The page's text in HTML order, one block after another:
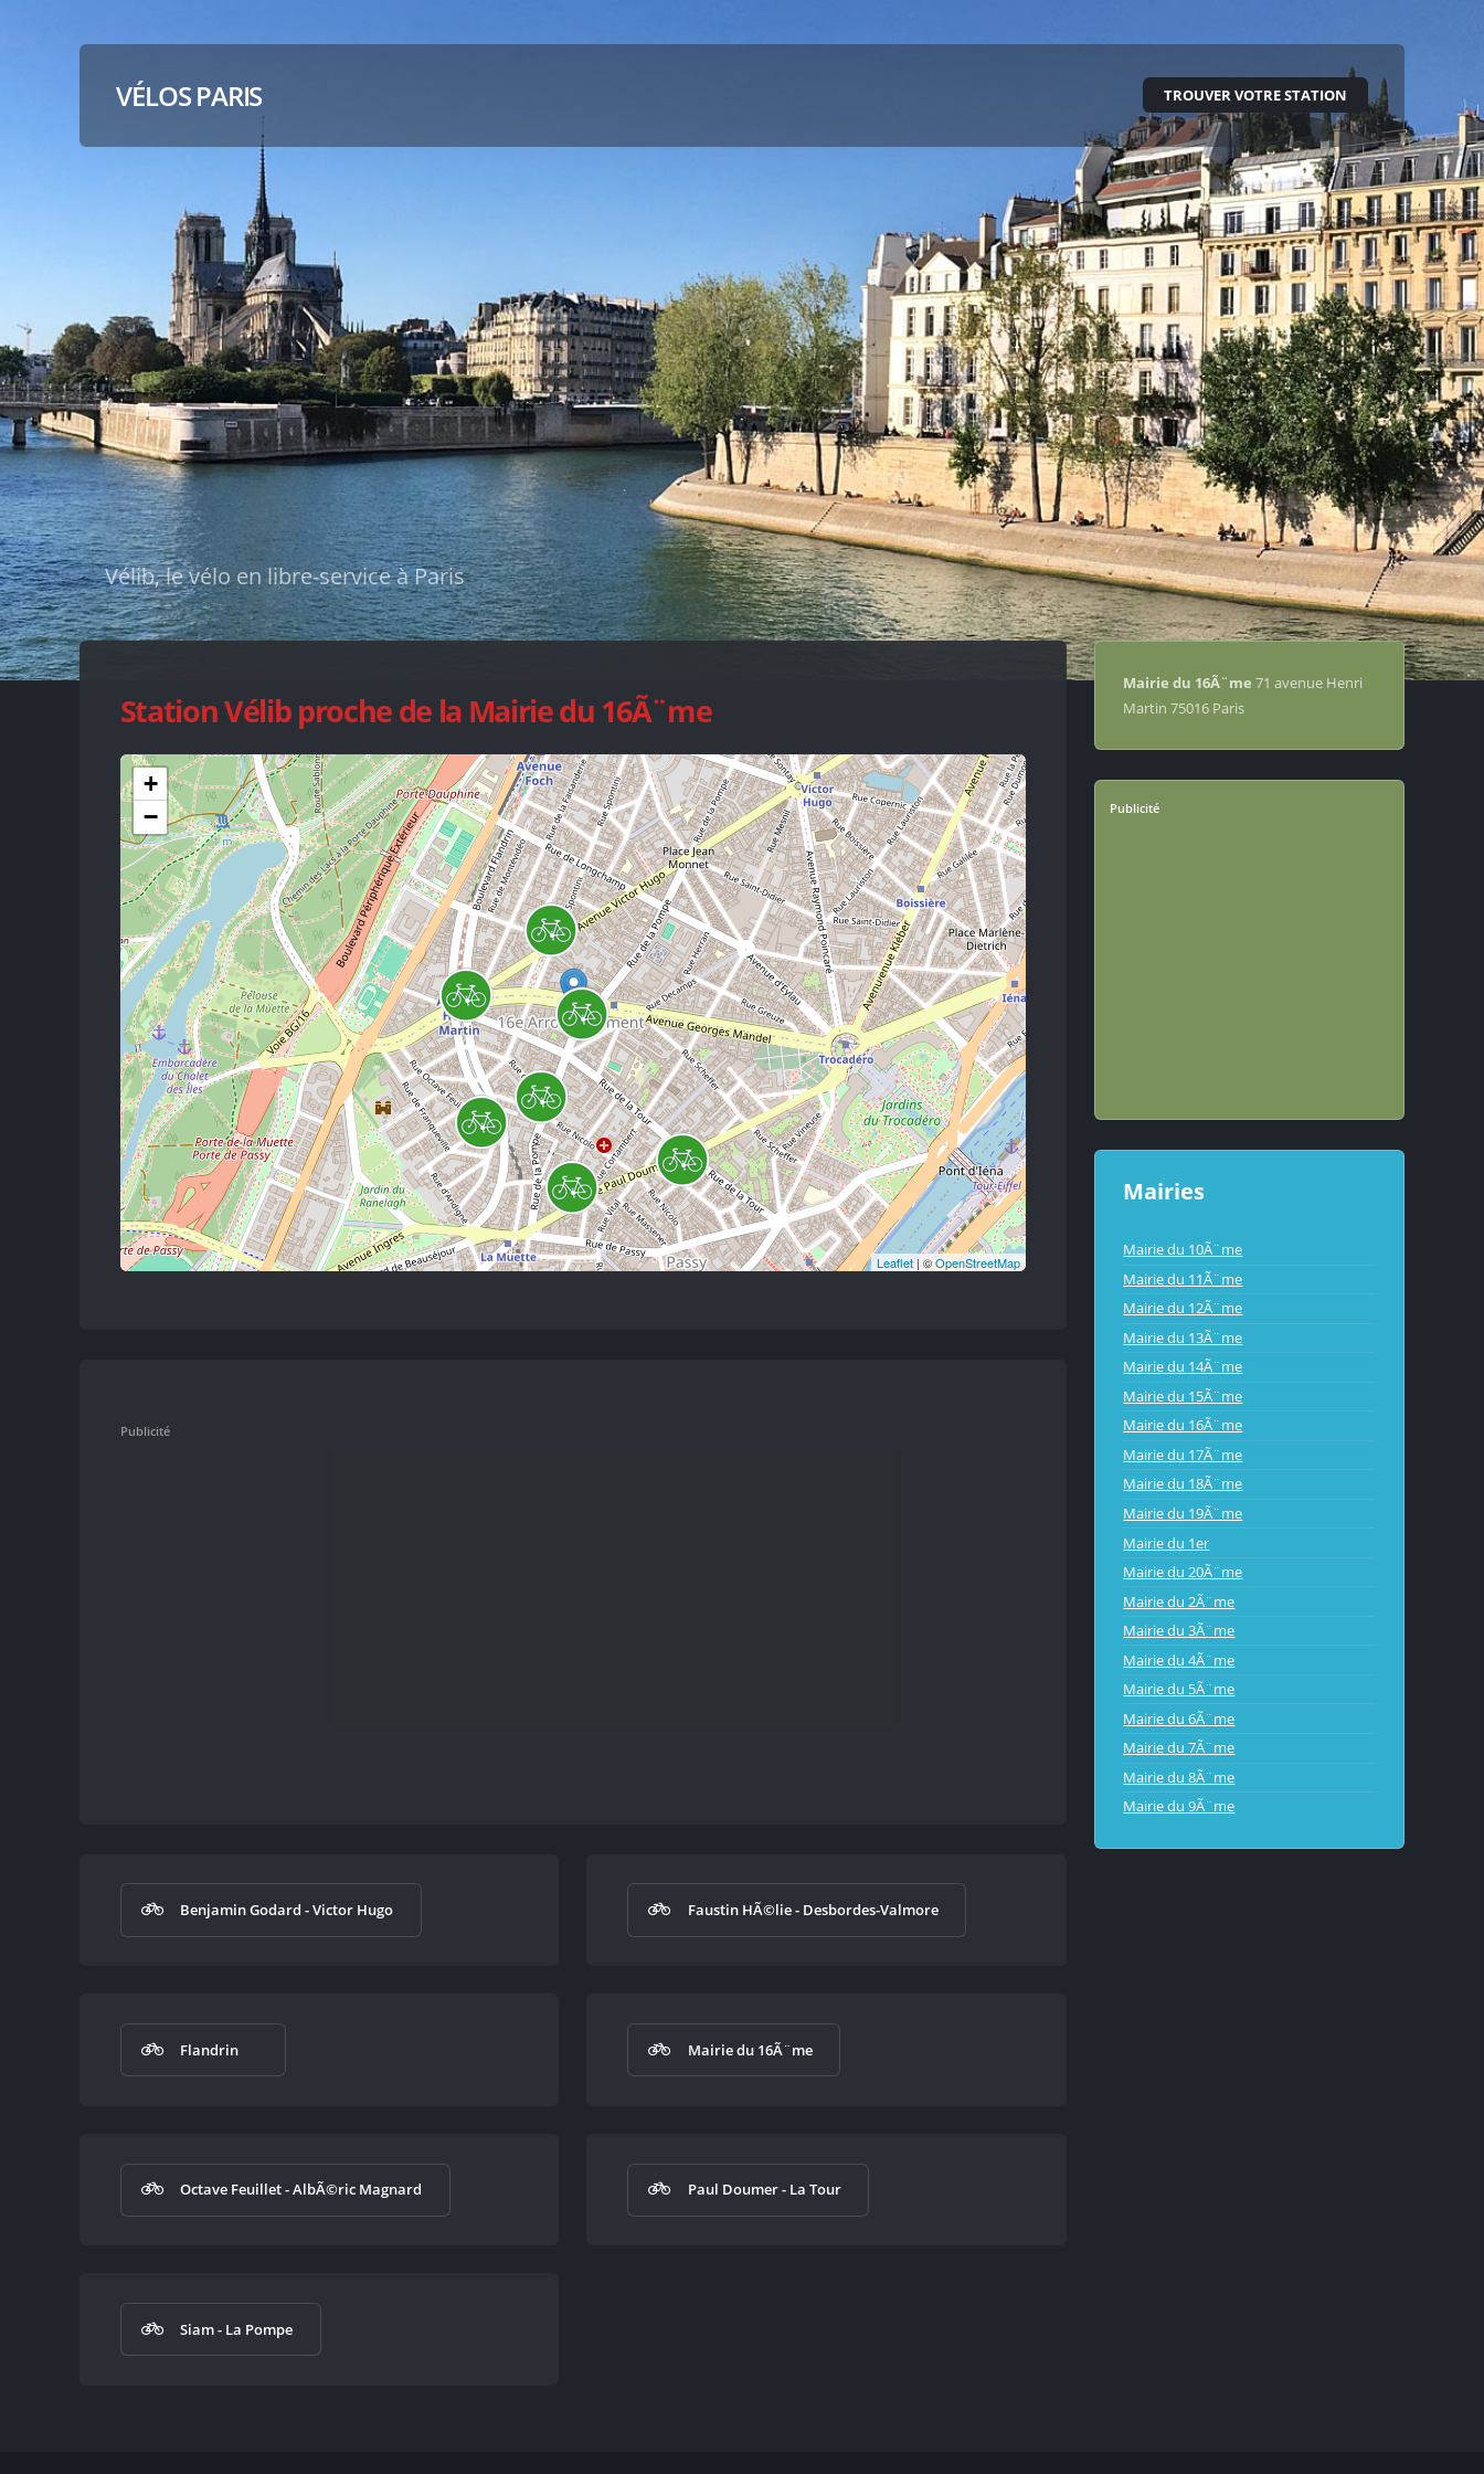
VÉLOS PARIS TROUVER VOTRE STATION
Vélib, le vélo en libre-service à Paris
Station Vélib proche de la Mairie du 16Ã¨me
+
−
Leaflet| ©OpenStreetMap
Publicité
Benjamin Godard - Victor Hugo Faustin HÃ©lie - Desbordes-Valmore
Flandrin Mairie du 16Ã¨me
Octave Feuillet - AlbÃ©ric Magnard Paul Doumer - La Tour
Siam - La Pompe
Mairie du 16Ã¨me 71 avenue Henri
Martin 75016 Paris
Publicité
Mairies
Mairie du 10Ã¨me
Mairie du 11Ã¨me
Mairie du 12Ã¨me
Mairie du 13Ã¨me
Mairie du 14Ã¨me
Mairie du 15Ã¨me
Mairie du 16Ã¨me
Mairie du 17Ã¨me
Mairie du 18Ã¨me
Mairie du 19Ã¨me
Mairie du 1er
Mairie du 20Ã¨me
Mairie du 2Ã¨me
Mairie du 3Ã¨me
Mairie du 4Ã¨me
Mairie du 5Ã¨me
Mairie du 6Ã¨me
Mairie du 7Ã¨me
Mairie du 8Ã¨me
Mairie du 9Ã¨me